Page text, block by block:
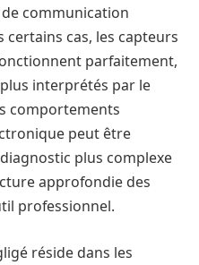
communication
certains cas, les capteurs
parfaitement,
interprétés par le
comportements
peut être
plus complexe
approfondie des
professionnel.
réside dans les